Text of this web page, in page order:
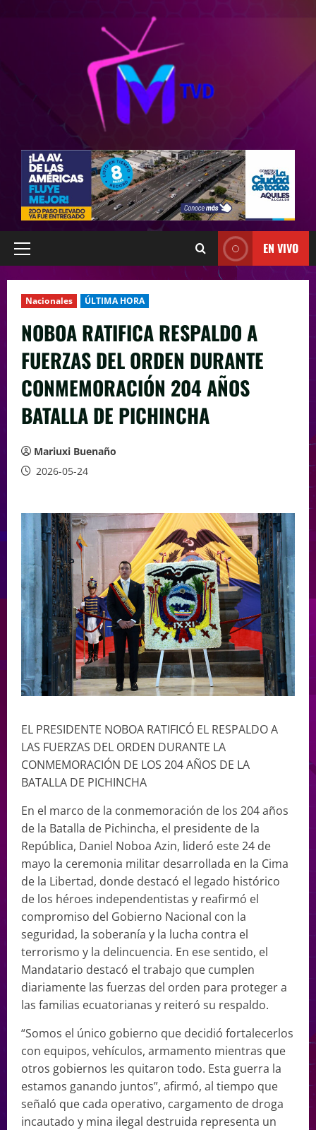
EN VIVO
Nacionales ÚLTIMA HORA
NOBOA RATIFICA RESPALDO A
FUERZAS DEL ORDEN DURANTE
CONMEMORACIÓN 204 AÑOS
BATALLA DE PICHINCHA
Mariuxi Buenaño
2026-05-24
EL PRESIDENTE NOBOA RATIFICÓ EL RESPALDO A
LAS FUERZAS DEL ORDEN DURANTE LA
CONMEMORACIÓN DE LOS 204 AÑOS DE LA
BATALLA DE PICHINCHA
En el marco de la conmemoración de los 204 años
de la Batalla de Pichincha, el presidente de la
República, Daniel Noboa Azin, lideró este 24 de
mayo la ceremonia militar desarrollada en la Cima
de la Libertad, donde destacó el legado histórico
de los héroes independentistas y reafirmó el
compromiso del Gobierno Nacional con la
seguridad, la soberanía y la lucha contra el
terrorismo y la delincuencia. En ese sentido, el
Mandatario destacó el trabajo que cumplen
diariamente las fuerzas del orden para proteger a
las familias ecuatorianas y reiteró su respaldo.
“Somos el único gobierno que decidió fortalecerlos
con equipos, vehículos, armamento mientras que
otros gobiernos les quitaron todo. Esta guerra la
estamos ganando juntos”, afirmó, al tiempo que
señaló que cada operativo, cargamento de droga
incautado y mina ilegal destruida representa un